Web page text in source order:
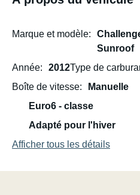
Marque et modèle
Sunroof
Année
2012Type de
Boîte de vitesse
Manuelle
Euro6 - classe
Adapté pour l'hiver
Afficher tous les détails